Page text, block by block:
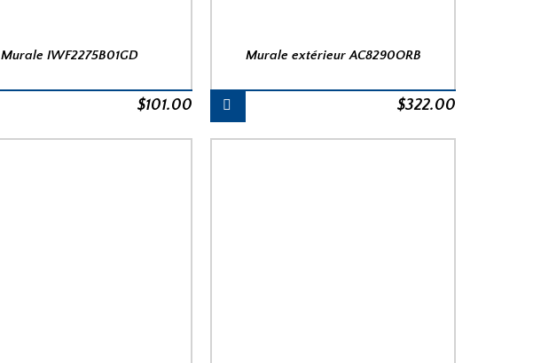
Murale IWF2275B01GD
$101.00
Murale extérieur AC8290ORB
$322.00